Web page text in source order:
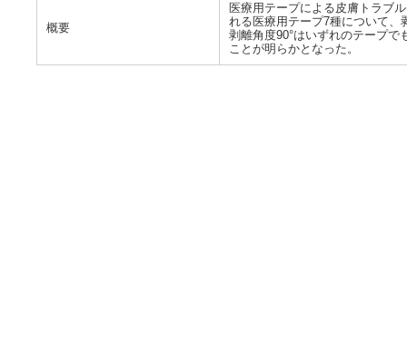
概要
医療用テープによる皮膚トラブ
れる医療用テープ7種について、
剥離角度90°はいずれのテープ
ことが明らかとなった。